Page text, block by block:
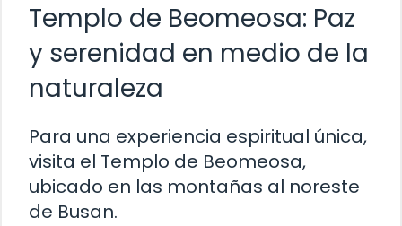
Templo de Beomeosa: Paz
y serenidad en medio de la
naturaleza
Para una experiencia espiritual única,
visita el Templo de Beomeosa,
ubicado en las montañas al noreste
de Busan.